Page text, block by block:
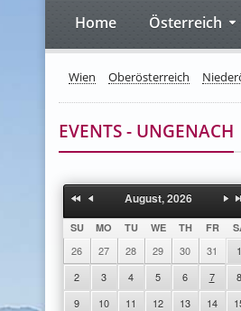
Home Österreich
Wien Oberösterreich
EVENTS - UNGENACH
August, 2026
SU MO TU WE TH FR
26 27 28 29 30 31
1
2
3 4 5 6 7
8
9
10 11 12 13 14